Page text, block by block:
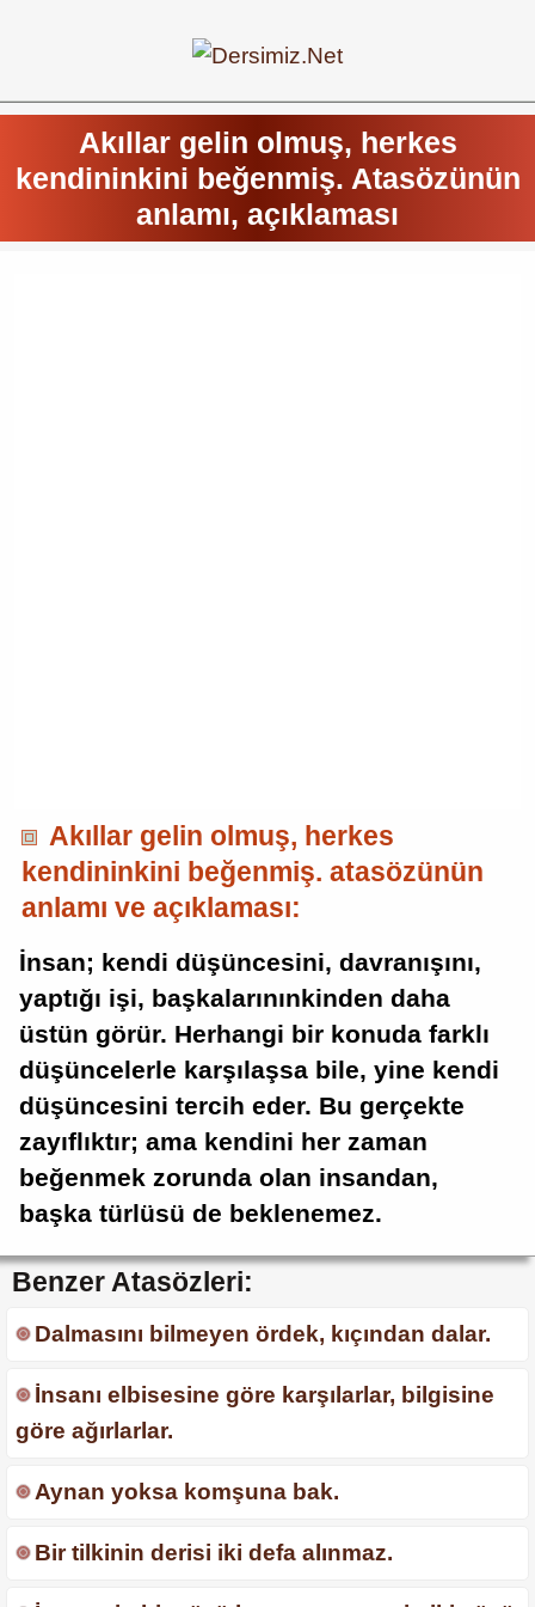
Akıllar gelin olmuş, herkes
kendininkini beğenmiş. Atasözünün
anlamı, açıklaması
Akıllar gelin olmuş, herkes
kendininkini beğenmiş. atasözünün
anlamı ve açıklaması:
İnsan; kendi düşüncesini, davranışını,
yaptığı işi, başkalarınınkinden daha
üstün görür. Herhangi bir konuda farklı
düşüncelerle karşılaşsa bile, yine kendi
düşüncesini tercih eder. Bu gerçekte
zayıflıktır; ama kendini her zaman
beğenmek zorunda olan insandan,
başka türlüsü de beklenemez.
Benzer Atasözleri:
Dalmasını bilmeyen ördek, kıçından dalar.
İnsanı elbisesine göre karşılarlar, bilgisine
göre ağırlarlar.
Aynan yoksa komşuna bak.
Bir tilkinin derisi iki defa alınmaz.